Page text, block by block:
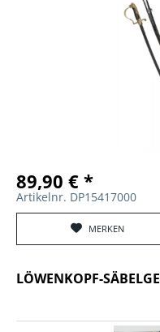
89,90 € *
Artikelnr. DP15417000
MERKEN
LÖWENKOPF-